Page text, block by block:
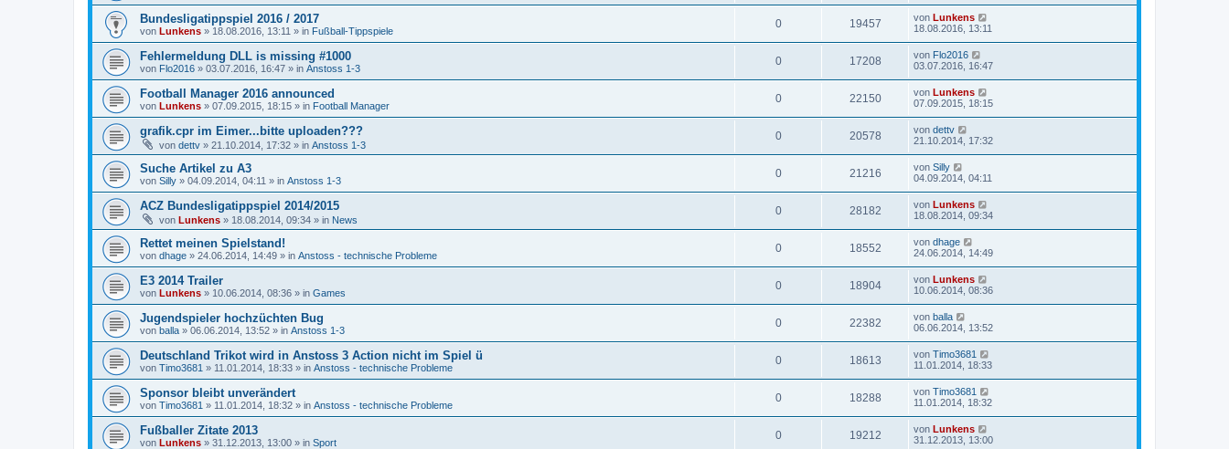
Bundesligatippspiel 2016 / 2017
von Lunkens » 18.08.2016, 13:11 » in Fußball-Tippspiele
0 19457 von Lunkens
18.08.2016, 13:11
Fehlermeldung DLL is missing #1000
von Flo2016 » 03.07.2016, 16:47 » in Anstoss 1-3
0 17208 von Flo2016
03.07.2016, 16:47
Football Manager 2016 announced
von Lunkens » 07.09.2015, 18:15 » in Football Manager
0 22150 von Lunkens
07.09.2015, 18:15
grafik.cpr im Eimer...bitte uploaden???
von dettv » 21.10.2014, 17:32 » in Anstoss 1-3
0 20578 von dettv
21.10.2014, 17:32
Suche Artikel zu A3
von Silly » 04.09.2014, 04:11 » in Anstoss 1-3
0 21216 von Silly
04.09.2014, 04:11
ACZ Bundesligatippspiel 2014/2015
von Lunkens » 18.08.2014, 09:34 » in News
0 28182 von Lunkens
18.08.2014, 09:34
Rettet meinen Spielstand!
von dhage » 24.06.2014, 14:49 » in Anstoss - technische Probleme
0 18552 von dhage
24.06.2014, 14:49
E3 2014 Trailer
von Lunkens » 10.06.2014, 08:36 » in Games
0 18904 von Lunkens
10.06.2014, 08:36
Jugendspieler hochzüchten Bug
von balla » 06.06.2014, 13:52 » in Anstoss 1-3
0 22382 von balla
06.06.2014, 13:52
Deutschland Trikot wird in Anstoss 3 Action nicht im Spiel ü
von Timo3681 » 11.01.2014, 18:33 » in Anstoss - technische Probleme
0 18613 von Timo3681
11.01.2014, 18:33
Sponsor bleibt unverändert
von Timo3681 » 11.01.2014, 18:32 » in Anstoss - technische Probleme
0 18288 von Timo3681
11.01.2014, 18:32
Fußballer Zitate 2013
von Lunkens » 31.12.2013, 13:00 » in Sport
0 19212 von Lunkens
31.12.2013, 13:00